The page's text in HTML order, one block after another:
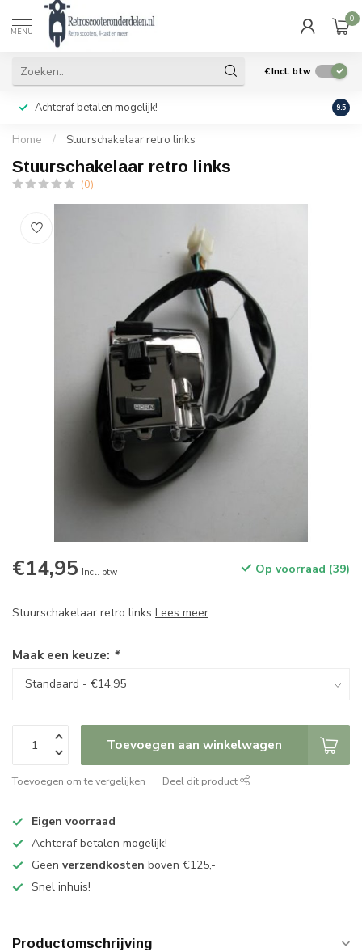
MENU
0
€Incl. btw
Achteraf betalen mogelijk! Geen
9.5
Home / Stuurschakelaar retro links
Stuurschakelaar retro links
(0)
€14,95 Incl. btw Op voorraad (39)
Stuurschakelaar retro links Lees meer.
Maak een keuze: *
Toevoegen aan winkelwagen
Toevoegen om te vergelijken Deel dit product
Eigen voorraad
Achteraf betalen mogelijk!
Geen verzendkosten boven €125,-
Snel inhuis!
Productomschrijving